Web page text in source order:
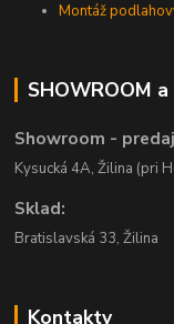
Montáž
SHOWROOM
Showroom -
Kysucká 4A, Žilina (pri
Sklad:
Bratislavská 33, Žilina
Kontakty